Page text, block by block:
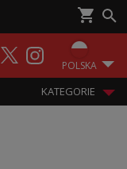
POLSKA
KATEGORIE